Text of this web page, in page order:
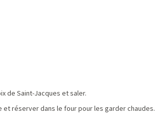
de Saint-Jacques et saler.
réserver dans le four pour les garder chaudes.